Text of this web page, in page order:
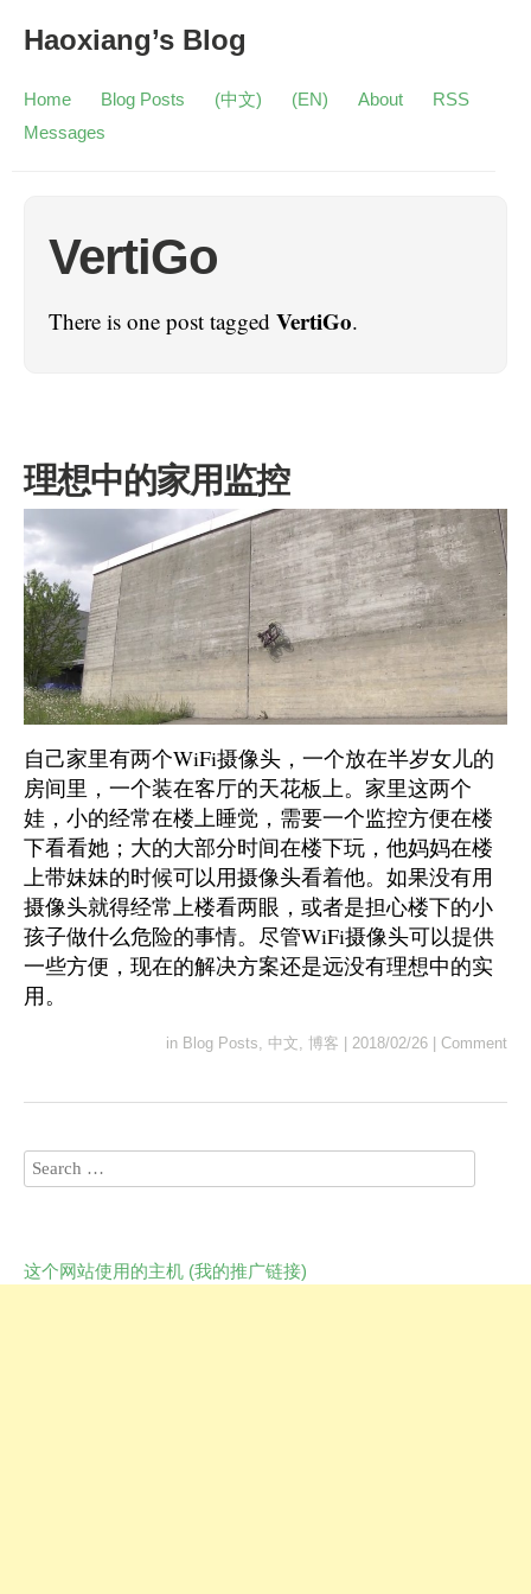
Haoxiang’s Blog
Home Blog Posts (中文) (EN) About
RSS
Messages
VertiGo
There is one post tagged VertiGo.
理想中的家用监控
自己家里有两个WiFi摄像头，一个放在半岁女儿的
房间里，一个装在客厅的天花板上。家里这两个
娃，小的经常在楼上睡觉，需要一个监控方便在楼
下看看她；大的大部分时间在楼下玩，他妈妈在楼
上带妹妹的时候可以用摄像头看着他。如果没有用
摄像头就得经常上楼看两眼，或者是担心楼下的小
孩子做什么危险的事情。尽管WiFi摄像头可以提供
一些方便，现在的解决方案还是远没有理想中的实
用。
in Blog Posts, 中文, 博客 2018/02/26 Comment
这个网站使用的主机 (我的推广链接)